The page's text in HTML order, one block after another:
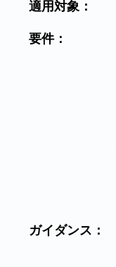
適用対象：
要件：
ガイダンス：